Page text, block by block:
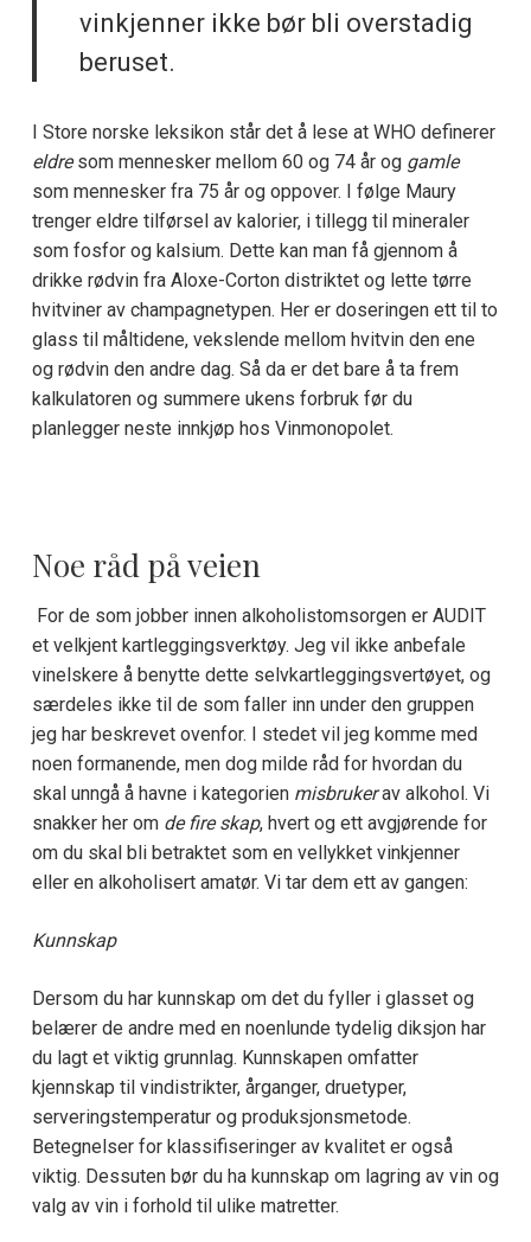
vinkjenner ikke bør bli overstadig
beruset.
I Store norske leksikon står det å lese at WHO definerer
eldresom mennesker mellom 60 og 74 år og gamle
som mennesker fra 75 år og oppover. I følge Maury
trenger eldre tilførsel av kalorier, i tillegg til mineraler
som fosfor og kalsium. Dette kan man få gjennom å
drikke rødvin fra Aloxe-Corton distriktet og lette tørre
hvitviner av champagnetypen. Her er doseringen ett til to
glass til måltidene, vekslende mellom hvitvin den ene
og rødvin den andre dag. Så da er det bare å ta frem
kalkulatoren og summere ukens forbruk før du
planlegger neste innkjøp hos Vinmonopolet.
Noe råd på veien
For de som jobber innen alkoholistomsorgen er AUDIT
et velkjent kartleggingsverktøy. Jeg vil ikke anbefale
vinelskere å benytte dette selvkartleggingsvertøyet, og
særdeles ikke til de som faller inn under den gruppen
jeg har beskrevet ovenfor. I stedet vil jeg komme med
noen formanende, men dog milde råd for hvordan du
skal unngå å havne i kategorien misbrukerav alkohol. Vi
snakker her om de fire skap, hvert og ett avgjørende for
om du skal bli betraktet som en vellykket vinkjenner
eller en alkoholisert amatør. Vi tar dem ett av gangen:
Kunnskap
Dersom du har kunnskap om det du fyller i glasset og
belærer de andre med en noenlunde tydelig diksjon har
du lagt et viktig grunnlag. Kunnskapen omfatter
kjennskap til vindistrikter, årganger, druetyper,
serveringstemperatur og produksjonsmetode.
Betegnelser for klassifiseringer av kvalitet er også
viktig. Dessuten bør du ha kunnskap om lagring av vin og
valg av vin i forhold til ulike matretter.